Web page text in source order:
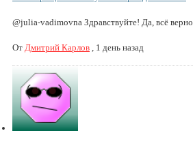
@julia-vadimovna Здравствуйте! Да, всё верно.
От Дмитрий Карлов 1 день назад